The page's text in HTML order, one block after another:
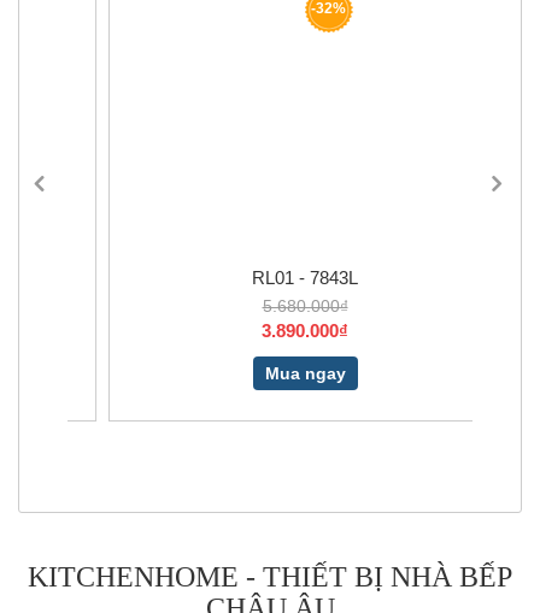
RL01 - 7843L
5.680.000₫
3.890.000₫
Mua ngay
KITCHENHOME - THIẾT BỊ NHÀ BẾP